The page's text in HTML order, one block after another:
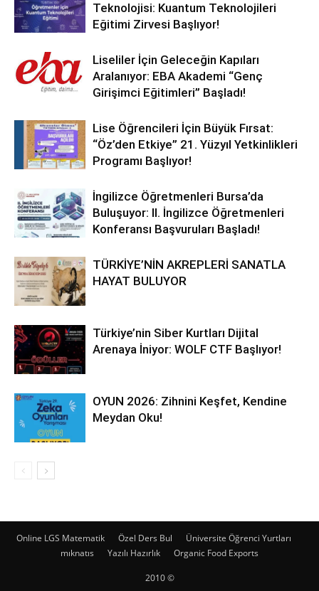
Teknolojisi: Kuantum Teknolojileri
Eğitimi Zirvesi Başlıyor!
Liseliler İçin Geleceğin Kapıları
Aralanıyor: EBA Akademi “Genç
Girişimci Eğitimleri” Başladı!
Lise Öğrencileri İçin Büyük Fırsat:
“Öz’den Etkiye” 21. Yüzyıl Yetkinlikleri
Programı Başlıyor!
İngilizce Öğretmenleri Bursa’da
Buluşuyor: II. İngilizce Öğretmenleri
Konferansı Başvuruları Başladı!
TÜRKİYE’NİN AKREPLERİ SANATLA
HAYAT BULUYOR
Türkiye’nin Siber Kurtları Dijital
Arenaya İniyor: WOLF CTF Başlıyor!
OYUN 2026: Zihnini Keşfet, Kendine
Meydan Oku!
Online LGS Matematik Özel Ders Bul
Üniversite Öğrenci Yurtları
mıknatıs
Yazılı Hazırlık Organic Food Exports
2010 ©